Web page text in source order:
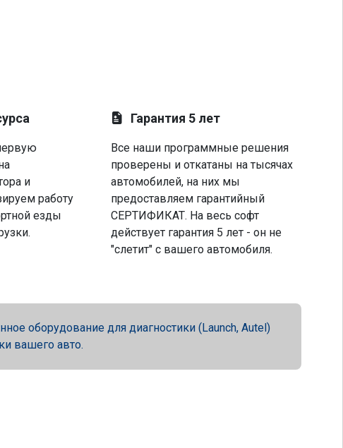
и
работу
езды
Гарантия 5 лет
Все наши программные решения
проверены и откатаны на тысячах
автомобилей, на них мы
предоставляем гарантийный
СЕРТИФИКАТ. На весь софт
действует гарантия 5 лет - он не
"слетит" с вашего автомобиля.
оборудование для диагностики (Launch, Autel)
вашего авто.